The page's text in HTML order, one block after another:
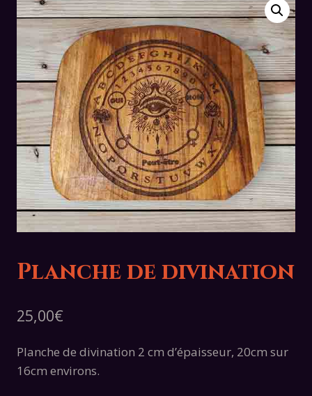
Planche de divination
25,00€
Planche de divination 2 cm d’épaisseur, 20cm sur
16cm environs.